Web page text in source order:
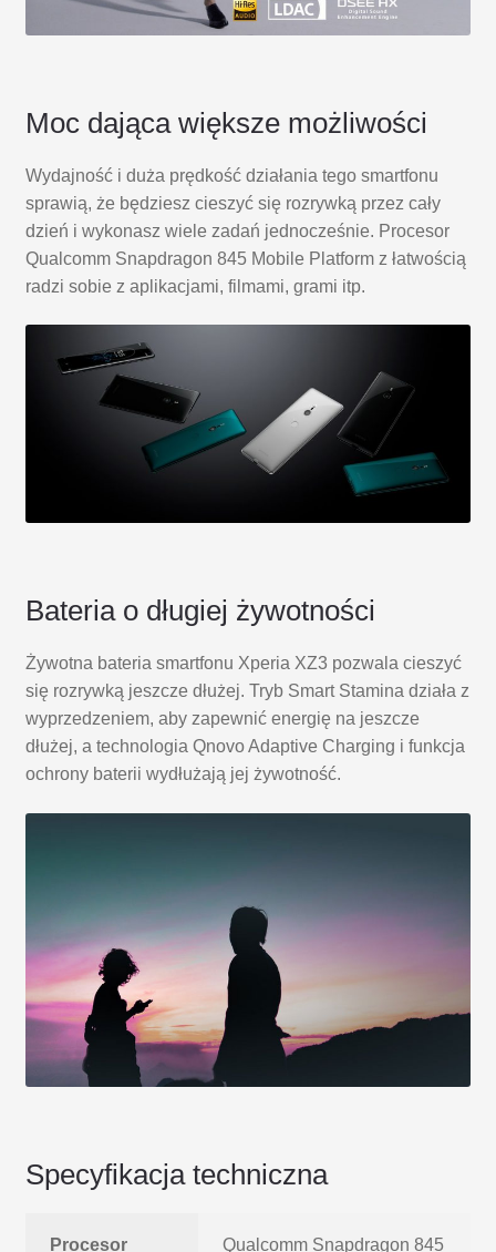
Moc dająca większe możliwości
Wydajność i duża prędkość działania tego smartfonu
sprawią, że będziesz cieszyć się rozrywką przez cały
dzień i wykonasz wiele zadań jednocześnie. Procesor
Qualcomm Snapdragon 845 Mobile Platform z łatwością
radzi sobie z aplikacjami, filmami, grami itp.
Bateria o długiej żywotności
Żywotna bateria smartfonu Xperia XZ3 pozwala cieszyć
się rozrywką jeszcze dłużej. Tryb Smart Stamina działa z
wyprzedzeniem, aby zapewnić energię na jeszcze
dłużej, a technologia Qnovo Adaptive Charging i funkcja
ochrony baterii wydłużają jej żywotność.
Specyfikacja techniczna
Procesor
Qualcomm Snapdragon 845